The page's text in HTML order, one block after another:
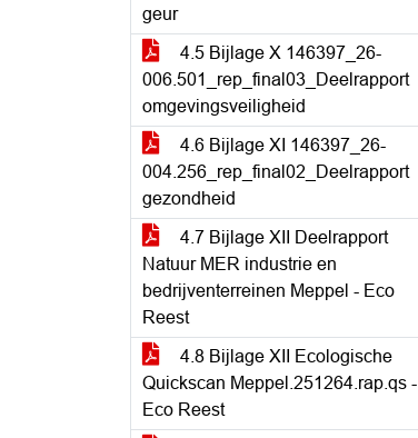
geur
4.5 Bijlage X 146397_26-
006.501_rep_final03_Deelrapport
omgevingsveiligheid
4.6 Bijlage XI 146397_26-
004.256_rep_final02_Deelrapport
gezondheid
4.7 Bijlage XII Deelrapport
Natuur MER industrie en
bedrijventerreinen Meppel - Eco
Reest
4.8 Bijlage XII Ecologische
Quickscan Meppel.251264.rap.qs -
Eco Reest